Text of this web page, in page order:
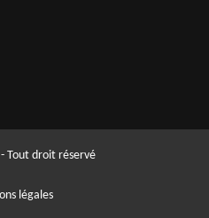
Tout droit réservé
légales